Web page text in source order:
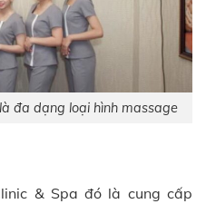
đa dạng loại hình massage
& Spa đó là cung cấp